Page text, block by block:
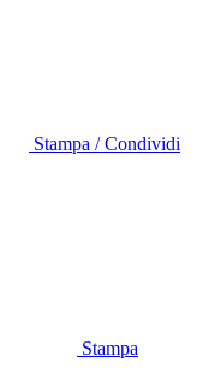
Stampa / Condividi
Stampa